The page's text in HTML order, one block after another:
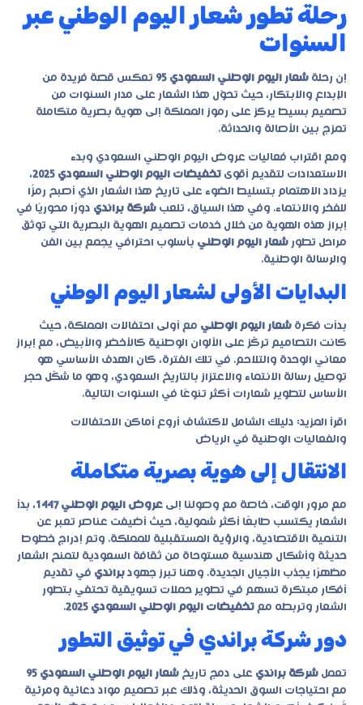
رحلة تطور شعار اليوم الوطني عبر
السنوات
إن رحلة شعار اليوم الوطني السعودي 95
تعكس قصة فريدة من
الإبداع والابتكار، حيث تحوّل هذا الشعار على مدار السنوات من
تصميم بسيط يركز على رموز المملكة إلى هوية بصرية متكاملة
تمزج بين الأصالة والحداثة.
ومع اقتراب فعاليات عروض اليوم الوطني السعودي وبدء
الاستعدادات لتقديم أقوى تخفيضات اليوم الوطني السعودي 2025
،
يزداد الاهتمام بتسليط الضوء على تاريخ هذا الشعار الذي أصبح رمزًا
للفخر والانتماء. وفي هذا السياق، تلعب شركة براندي دورًا محوريًا في
إبراز هذه الهوية من خلال خدمات تصميم الهوية البصرية التي توثق
مراحل تطور شعار اليوم الوطني بأسلوب احترافي يجمع بين الفن
والرسالة الوطنية.
البدايات الأولى لشعار اليوم الوطني
بدأت فكرة شعار اليوم الوطني مع أولى احتفالات المملكة، حيث
كانت التصاميم تركّز على الألوان الوطنية كالأخضر والأبيض، مع إبراز
معاني الوحدة والتلاحم. في تلك الفترة، كان الهدف الأساسي هو
توصيل رسالة الانتماء والاعتزاز بالتاريخ السعودي، وهو ما شكّل حجر
الأساس لتطوير شعارات أكثر تنوعًا في السنوات التالية.
اقرأ المزيد: دليلك الشامل لاكتشاف أروع أماكن الاحتفالات
والفعاليات الوطنية في الرياض
الانتقال إلى هوية بصرية متكاملة
مع مرور الوقت، خاصة مع وصولنا إلى عروض اليوم الوطني 1447
، بدأ
الشعار يكتسب طابعًا أكثر شمولية، حيث أضيفت عناصر تعبر عن
التنمية الاقتصادية، والرؤية المستقبلية للمملكة. وتم إدراج خطوط
حديثة وأشكال هندسية مستوحاة من ثقافة السعودية لتمنح الشعار
مظهرًا يجذب الأجيال الجديدة. وهنا تبرز جهود براندي في تقديم
أفكار مبتكرة تسهم في تطوير حملات تسويقية تحتفي بتطور
الشعار وتربطه مع تخفيضات اليوم الوطني السعودي 2025 .
دور شركة براندي في توثيق التطور
تعمل شركة براندي على دمج تاريخ شعار اليوم الوطني السعودي 95
مع احتياجات السوق الحديثة، وذلك عبر تصميم مواد دعائية ومرئية